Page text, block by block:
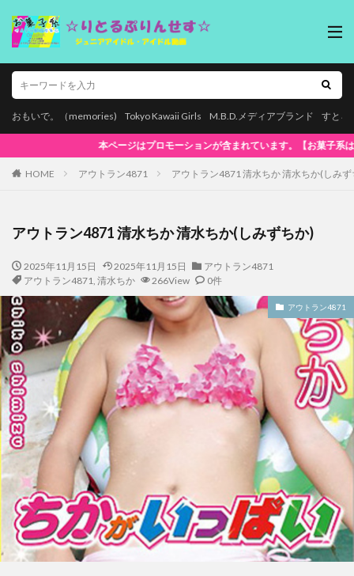
おもいで。（memories) Tokyo Kawaii Girls M.B.D.メディアブランド すとろ
【お菓子系は全商品マルチデバイス再生対応!】WindowsOS、Mac、スマホ
HOME アウトラン4871 アウトラン4871 清水ちか 清水ちか(しみず
アウトラン4871 清水ちか 清水ちか(しみずちか)
2025年11月15日 2025年11月15日
アウトラン4871
アウトラン4871, 清水ちか 266View 0件
アウトラン4871